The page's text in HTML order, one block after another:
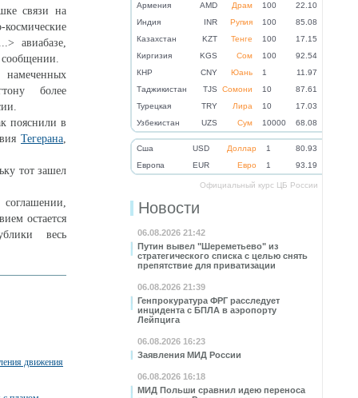
Армения
AMD Драм 100
22.10
Индия
INR Рупия 100
85.08
Казахстан
KZT Тенге 100
17.15
Киргизия
KGS Сом 100
92.54
КНР
CNY Юань 1
11.97
Таджикистан
TJS Сомони 10
87.61
Турецкая
TRY Лира 10
17.03
Узбекистан
UZS Сум 10000 68.08
Cша USD Доллар 1
80.93
Eвропа
EUR Евро 1 93.19
Официальный курс ЦБ России
Новости
06.08.2026 21:42
Путин вывел "Шереметьево" из
стратегического списка с целью снять
препятствие для приватизации
06.08.2026 21:39
Генпрокуратура ФРГ расследует
инцидента с БПЛА в аэропорту
Лейпцига
06.08.2026 16:23
Заявления МИД России
06.08.2026 16:18
МИД Польши сравнил идею переноса
связи на
авиабазе,
сообщении.
более
пояснили в
Тегерана,
тот зашел
остается
весь
движения